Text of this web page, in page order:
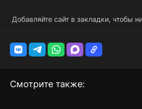
Добавляйте сайт в закладки, чтобы
Смотрите также: